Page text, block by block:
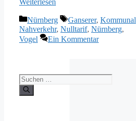
Kategorien
Nürnberg Schlagwörter
Ganserer, Kommunal
Nahverkehr, Nulltarif, Nürnberg,
Vogel
Ein Kommentar
Suche
nach: